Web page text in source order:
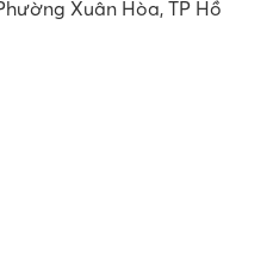
Xuân Hòa, TP Hồ